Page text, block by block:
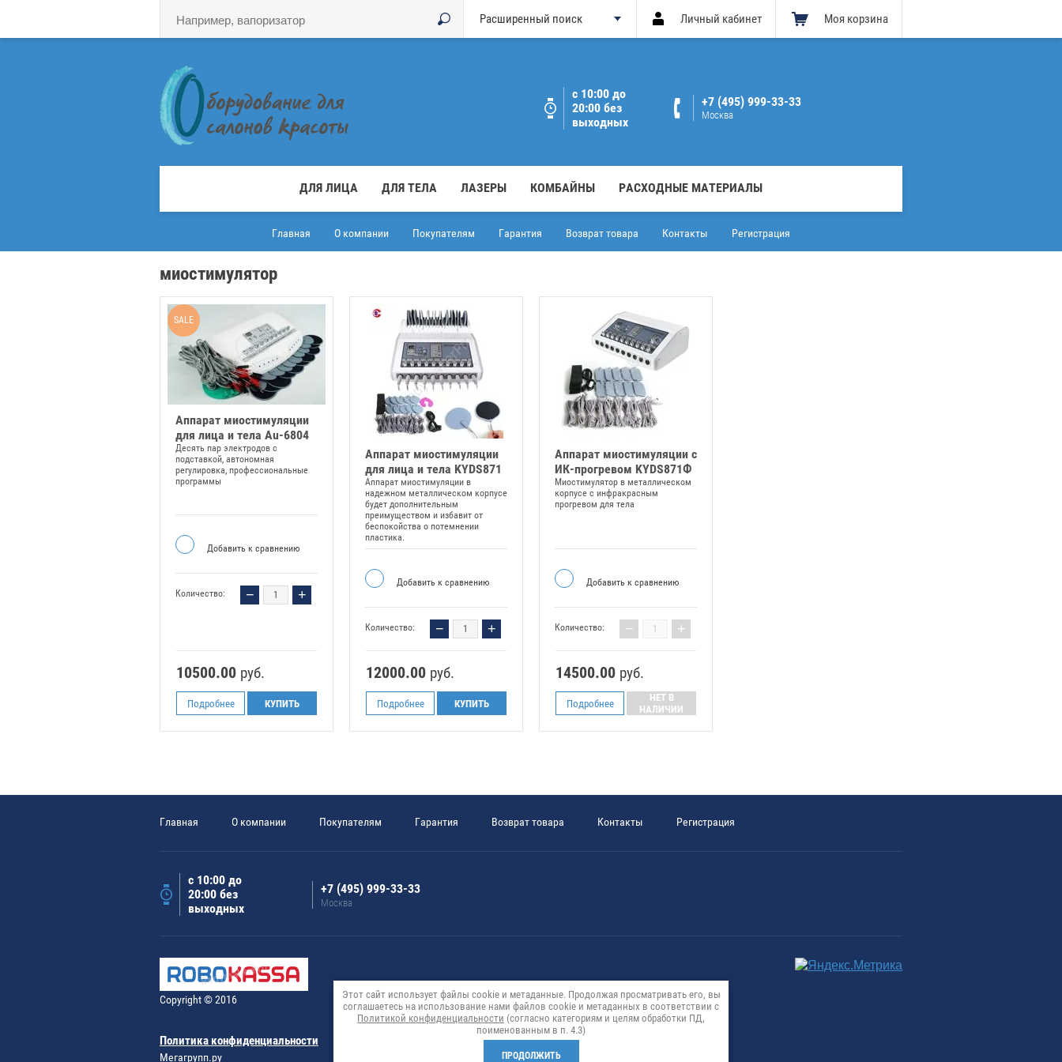
Личный кабинет Моя корзина
Расширенный поиск
с 10:00 до
20:00 без
выходных
+7 (495) 999-33-33
Москва
ДЛЯ ЛИЦА ДЛЯ ТЕЛА ЛАЗЕРЫ КОМБАЙНЫ РАСХОДНЫЕ МАТЕРИАЛЫ
Главная О компании Покупателям Гарантия Возврат товара Контакты Регистрация
миостимулятор
SALE
Аппарат миостимуляции
для лица и тела Au-6804
Десять пар электродов с
подставкой, автономная
регулировка, профессиональные
программы
Добавить к сравнению
Количество: − +
10500.00 руб.
Подробнее КУПИТЬ
Аппарат миостимуляции
для лица и тела KYDS871
Аппарат миостимуляции в
надежном металлическом корпусе
будет дополнительным
преимуществом и избавит от
беспокойства о потемнении
пластика.
Добавить к сравнению
Количество: − +
12000.00 руб.
Подробнее КУПИТЬ
Аппарат миостимуляции с
ИК-прогревом KYDS871Ф
Миостимулятор в металлическом
корпусе с инфракрасным
прогревом для тела
Добавить к сравнению
Количество: − +
14500.00 руб.
Подробнее
НЕТ В
НАЛИЧИИ
Главная О компании Покупателям Гарантия Возврат товара Контакты Регистрация
с 10:00 до
20:00 без
выходных
+7 (495) 999-33-33
Москва
Copyright © 2016
Политика конфиденциальности
Мегагрупп.ру
Этот сайт использует файлы cookie и метаданные. Продолжая просматривать его, вы
соглашаетесь на использование нами файлов cookie и метаданных в соответствии с
Политикой конфиденциальности (согласно категориям и целям обработки ПД,
поименованным в п. 4.3)
ПРОДОЛЖИТЬ